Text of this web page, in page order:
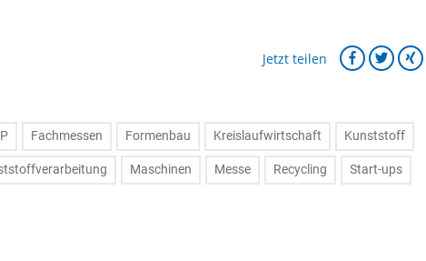
Jetzt teilen
Fachmessen Formenbau Kreislaufwirtschaft Kunststoff
Maschinen Messe Recycling Start-ups